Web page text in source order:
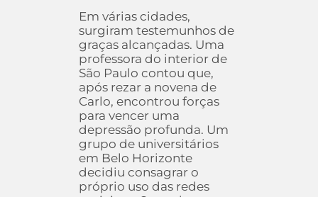
Em várias cidades,
surgiram testemunhos de
graças alcançadas. Uma
professora do interior de
São Paulo contou que,
após rezar a novena de
Carlo, encontrou forças
para vencer uma
depressão profunda. Um
grupo de universitários
em Belo Horizonte
decidiu consagrar o
próprio uso das redes